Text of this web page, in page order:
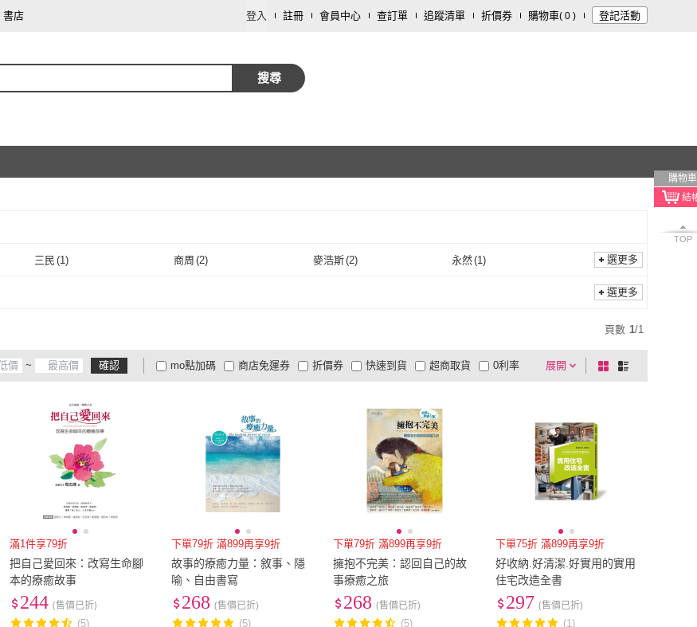
書店 登入 註冊 會員中心 查訂單 追蹤清單 折價券 購物車( 0 ) 登記活動
搜尋
購物車
TOP
三民 (1) 商周 (2) 麥浩斯(2) 永然(1) 選更多
選更多
頁數 1/1
~ 確認 展開
折價券
有影片
商品有量 電視購物
mo點加碼 快速到貨 超商取貨
大家電安心配
大家電快配
商店免運券 0利率
3 及以上 1 及以上
棋
盤
列
滿1件享79折
把自己愛回來：改寫生命腳
本的療癒故事
244 (售價已折)
(5)
下單79折 滿899再享9折
故事的療癒力量：敘事、隱
喻、自由書寫
268 (售價已折)
(5)
下單79折 滿899再享9折
擁抱不完美：認回自己的故
事療癒之旅
268 (售價已折)
(5)
下單75折 滿899再享9折
好收納.好清潔.好實用的實用
住宅改造全書
297 (售價已折)
(1)